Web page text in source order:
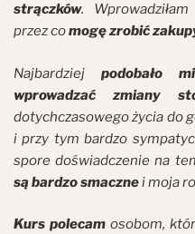
strączków. Wprowadziłam
przez comogę zrobić
Najbardziej podobało
wprowadzać zmiany
dotychczasowego życia do
i przy tym bardzo
spore doświadczenie na
są bardzo smacznei moja
Kurs polecamosobom,